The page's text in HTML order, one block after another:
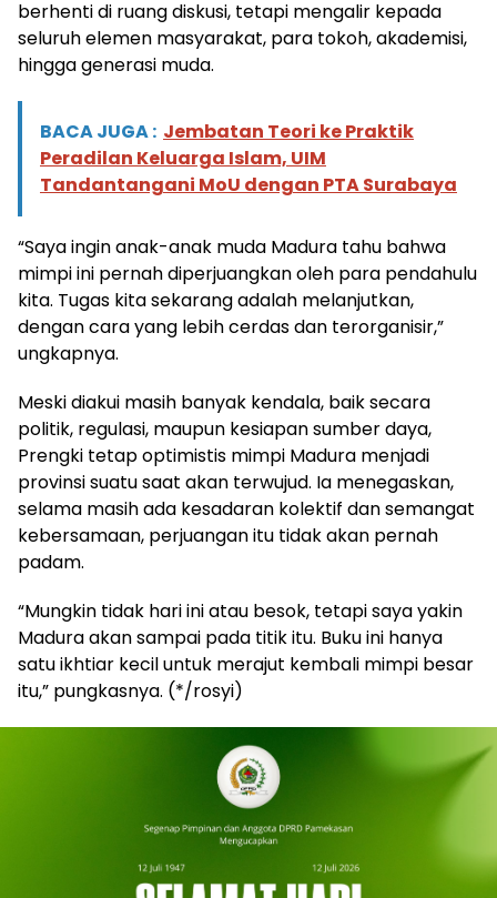
berhenti di ruang diskusi, tetapi mengalir kepada
seluruh elemen masyarakat, para tokoh, akademisi,
hingga generasi muda.
BACA JUGA : Jembatan Teori ke Praktik
Peradilan Keluarga Islam, UIM
Tandantangani MoU dengan PTA Surabaya
“Saya ingin anak-anak muda Madura tahu bahwa
mimpi ini pernah diperjuangkan oleh para pendahulu
kita. Tugas kita sekarang adalah melanjutkan,
dengan cara yang lebih cerdas dan terorganisir,”
ungkapnya.
Meski diakui masih banyak kendala, baik secara
politik, regulasi, maupun kesiapan sumber daya,
Prengki tetap optimistis mimpi Madura menjadi
provinsi suatu saat akan terwujud. Ia menegaskan,
selama masih ada kesadaran kolektif dan semangat
kebersamaan, perjuangan itu tidak akan pernah
padam.
“Mungkin tidak hari ini atau besok, tetapi saya yakin
Madura akan sampai pada titik itu. Buku ini hanya
satu ikhtiar kecil untuk merajut kembali mimpi besar
itu,” pungkasnya. (*/rosyi)